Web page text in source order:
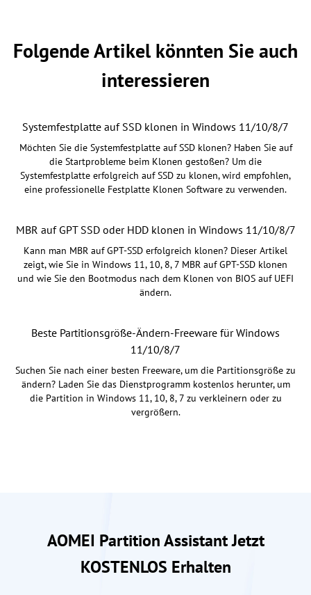
Folgende Artikel könnten Sie auch
interessieren
Systemfestplatte auf SSD klonen in Windows 11/10/8/7
Möchten Sie die Systemfestplatte auf SSD klonen? Haben Sie auf
die Startprobleme beim Klonen gestoßen? Um die
Systemfestplatte erfolgreich auf SSD zu klonen, wird empfohlen,
eine professionelle Festplatte Klonen Software zu verwenden.
MBR auf GPT SSD oder HDD klonen in Windows 11/10/8/7
Kann man MBR auf GPT-SSD erfolgreich klonen? Dieser Artikel
zeigt, wie Sie in Windows 11, 10, 8, 7 MBR auf GPT-SSD klonen
und wie Sie den Bootmodus nach dem Klonen von BIOS auf UEFI
ändern.
Beste Partitionsgröße-Ändern-Freeware für Windows
11/10/8/7
Suchen Sie nach einer besten Freeware, um die Partitionsgröße zu
ändern? Laden Sie das Dienstprogramm kostenlos herunter, um
die Partition in Windows 11, 10, 8, 7 zu verkleinern oder zu
vergrößern.
AOMEI Partition Assistant Jetzt
KOSTENLOS Erhalten